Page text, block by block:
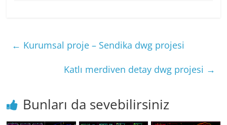
← Kurumsal proje – Sendika dwg projesi
Katlı merdiven detay dwg projesi →
Bunları da sevebilirsiniz